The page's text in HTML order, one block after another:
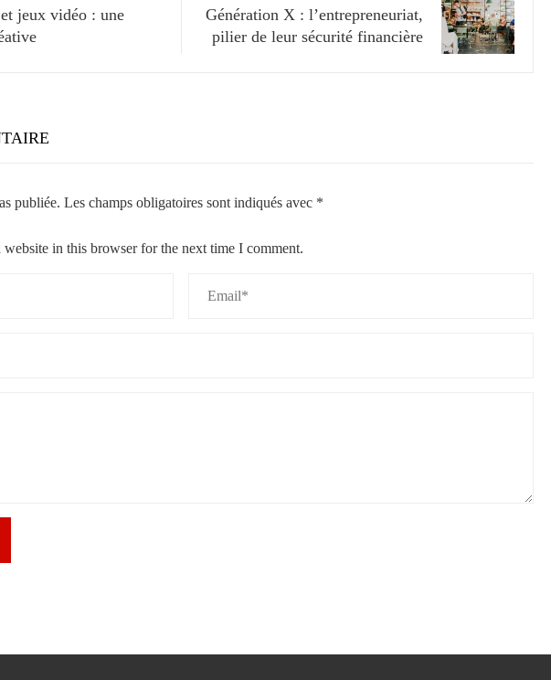
jeux vidéo : une
Génération X : l’entrepreneuriat,
pilier de leur sécurité financière
publiée. Les champs obligatoires sont indiqués avec *
website in this browser for the next time I comment.